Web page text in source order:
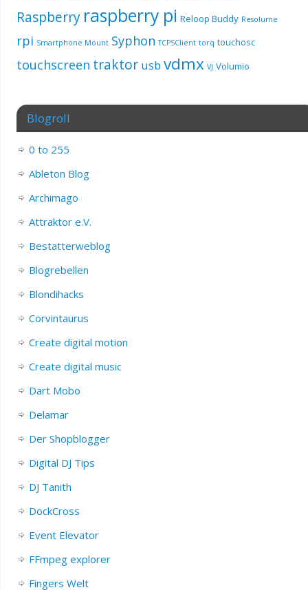
Raspberry raspberry pi Reloop Buddy Resolume
rpi Smartphone Mount Syphon TCPSClient torq touchosc
touchscreen traktor usb vdmx VJ Volumio
Blogroll
0 to 255
Ableton Blog
Archimago
Attraktor e.V.
Bestatterweblog
Blogrebellen
Blondihacks
Corvintaurus
Create digital motion
Create digital music
Dart Mobo
Delamar
Der Shopblogger
Digital DJ Tips
DJ Tanith
DockCross
Event Elevator
FFmpeg explorer
Fingers Welt